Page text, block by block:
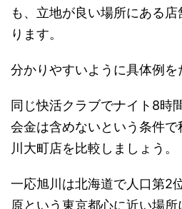
も、立地が良い場所にある
ります。
分かりやすいように具体例を
同じ快活クラブでナイト8時
会金は含めないという条件
川大町店を比較しましょう。
一応旭川は北海道で人口第2
原という東京都心に近い場